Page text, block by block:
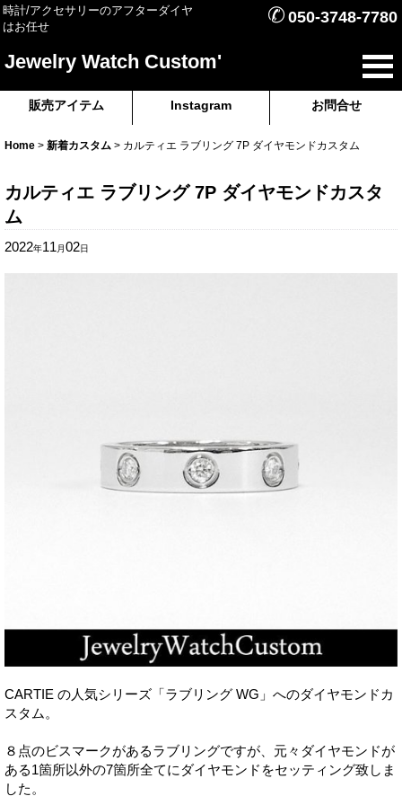
時計/アクセサリーのアフターダイヤ
はお任せ
✆ 050-3748-7780
Jewelry Watch Custom'
販売アイテム Instagram お問合せ
Home > 新着カスタム > カルティエ ラブリング 7P ダイヤモンドカスタム
カルティエ ラブリング 7P ダイヤモンドカスタ
ム
2022年11 月02日
CARTIE の人気シリーズ「ラブリング WG」へのダイヤモンドカ
スタム。
８点のビスマークがあるラブリングですが、元々ダイヤモンドが
ある1箇所以外の7箇所全てにダイヤモンドをセッティング致しま
した。